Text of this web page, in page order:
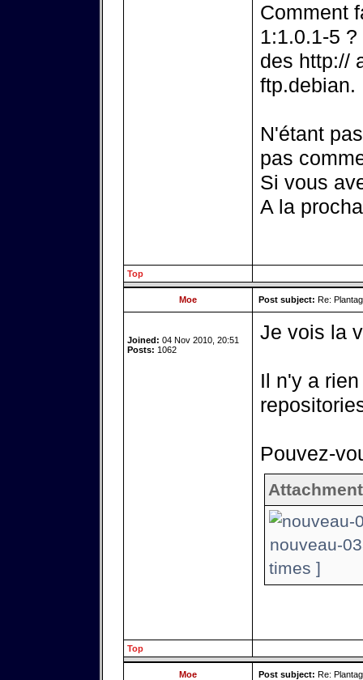
Comment
1:1.0.1-5
des http://
ftp.debian.
N'étant
pas
Si vous
A la
Top
Moe Post subject: Re:
Joined: 04 Nov 2010, 20:51
Posts: 1062
Je vois la
Il n'y a
Pouvez-
nouveau-
times ]
Top
Moe Post subject: Re: